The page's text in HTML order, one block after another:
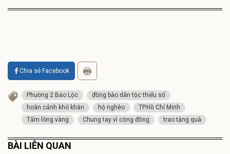
Chia sẻ Facebook
Phường 2 Bảo Lộc
đồng bào dân tộc thiểu số
hoàn cảnh khó khăn
hộ nghèo
TP.Hồ Chí Minh
Tấm lòng vàng
Chung tay vì cộng đồng trao tặng quà
BÀI LIÊN QUAN